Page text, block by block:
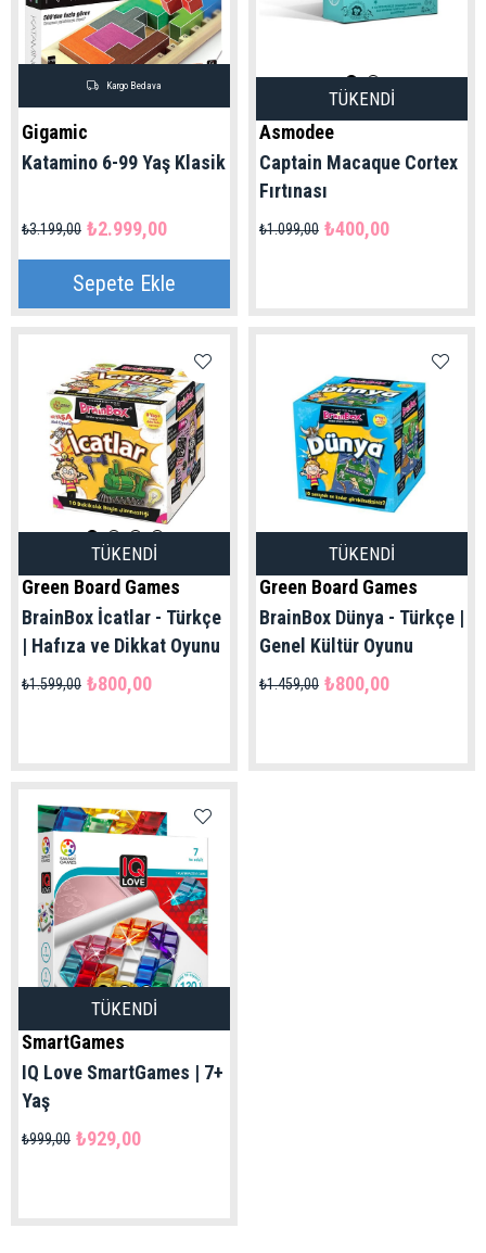
Gigamic
Katamino 6-99 Yaş Klasik
₺2.999,00
₺3.199,00
Sepete Ekle
Kargo Bedava
TÜKENDI
Asmodee
Captain Macaque Cortex
Fırtınası
₺400,00
₺1.099,00
TÜKENDI
Green Board Games
BrainBox İcatlar - Türkçe
| Hafıza ve Dikkat Oyunu
₺800,00
₺1.599,00
TÜKENDI
Green Board Games
BrainBox Dünya - Türkçe |
Genel Kültür Oyunu
₺800,00
₺1.459,00
TÜKENDI
SmartGames
IQ Love SmartGames | 7+
Yaş
₺929,00
₺999,00